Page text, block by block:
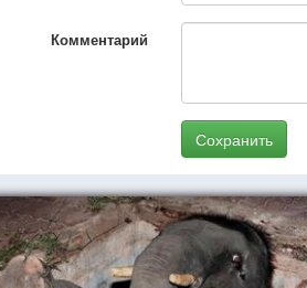
Комментарий
Сохранить